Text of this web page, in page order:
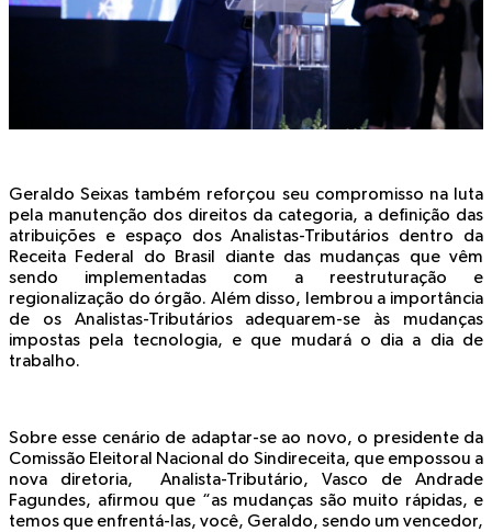
Geraldo Seixas também reforçou seu compromisso na luta
pela manutenção dos direitos da categoria, a definição das
atribuições e espaço dos Analistas-Tributários dentro da
Receita Federal do Brasil diante das mudanças que vêm
sendo implementadas com a reestruturação e
regionalização do órgão. Além disso, lembrou a importância
de os Analistas-Tributários adequarem-se às mudanças
impostas pela tecnologia, e que mudará o dia a dia de
trabalho.
Sobre esse cenário de adaptar-se ao novo, o presidente da
Comissão Eleitoral Nacional do Sindireceita, que empossou a
nova diretoria, Analista-Tributário, Vasco de Andrade
Fagundes, afirmou que “as mudanças são muito rápidas, e
temos que enfrentá-las, você, Geraldo, sendo um vencedor,